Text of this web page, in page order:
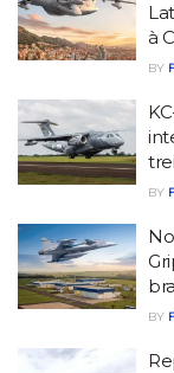
à
BY
BY
BY